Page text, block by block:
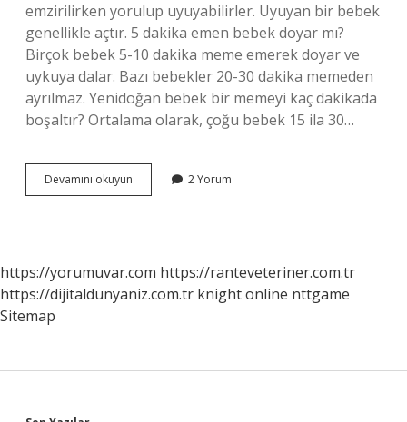
emzirilirken yorulup uyuyabilirler. Uyuyan bir bebek
genellikle açtır. 5 dakika emen bebek doyar mı?
Birçok bebek 5-10 dakika meme emerek doyar ve
uykuya dalar. Bazı bebekler 20-30 dakika memeden
ayrılmaz. Yenidoğan bebek bir memeyi kaç dakikada
boşaltır? Ortalama olarak, çoğu bebek 15 ila 30…
Devamını okuyun
Memede
2 Yorum
https://yorumuvar.com https://ranteveteriner.com.tr
https://dijitaldunyaniz.com.tr knight online nttgame
Sitemap